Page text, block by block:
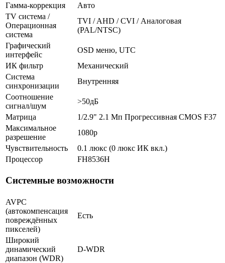
Гамма-коррекция
Авто
TV система /
Операционная
система
TVI / AHD / CVI / Аналоговая
(PAL/NTSC)
Графический
интерфейс
OSD меню, UTC
ИК фильтр
Механический
Система
синхронизации
Внутренняя
Соотношение
сигнал/шум
>50дБ
Матрица
1/2.9" 2.1 Мп Прогрессивная CMOS F37
Максимальное
разрешение
1080p
Чувствительность
0.1 люкс (0 люкс ИК вкл.)
Процессор
FH8536H
Системные возможности
AVPC
(автокомпенсация
повреждённых
пикселей)
Есть
Широкий
динамический
диапазон (WDR)
D-WDR